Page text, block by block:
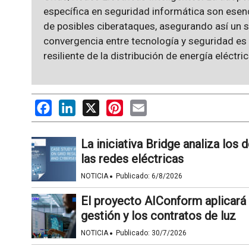
específica en seguridad informática son
de posibles ciberataques, asegurando así
convergencia entre tecnología y seguridad
resiliente de la distribución de energía
FacebookLinkedIn Pinterest
La iniciativa Bridge analiza los
las redes eléctricas
NOTICIA· Publicado: 6/8/2026
El proyecto AIConform
gestión y los contratos de luz
NOTICIA· Publicado: 30/7/2026